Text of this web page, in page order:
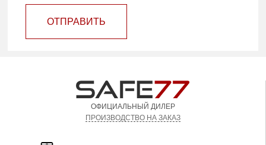
ОТПРАВИТЬ
ОФИЦИАЛЬНЫЙ ДИЛЕР
ПРОИЗВОДСТВО НА ЗАКАЗ